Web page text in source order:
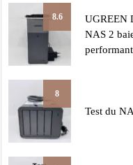
8.6
UGREEN
NAS 2
performant
8
Test du